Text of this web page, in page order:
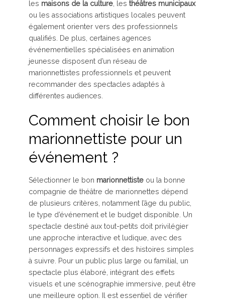
les maisons de la culture, les théâtres municipaux
ou les associations artistiques locales peuvent
également orienter vers des professionnels
qualifiés. De plus, certaines agences
événementielles spécialisées en animation
jeunesse disposent d’un réseau de
marionnettistes professionnels et peuvent
recommander des spectacles adaptés à
différentes audiences.
Comment choisir le bon
marionnettiste pour un
événement ?
Sélectionner le bon marionnettisteou la bonne
compagnie de théâtre de marionnettes dépend
de plusieurs critères, notamment l’âge du public,
le type d’événement et le budget disponible. Un
spectacle destiné aux tout-petits doit privilégier
une approche interactive et ludique, avec des
personnages expressifs et des histoires simples
à suivre. Pour un public plus large ou familial, un
spectacle plus élaboré, intégrant des effets
visuels et une scénographie immersive, peut être
une meilleure option. Il est essentiel de vérifier